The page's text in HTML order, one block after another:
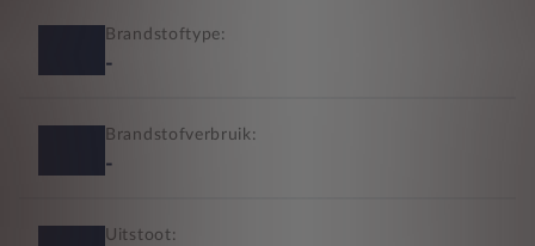
Brandstoftype:
-
Brandstofverbruik:
-
Uitstoot: